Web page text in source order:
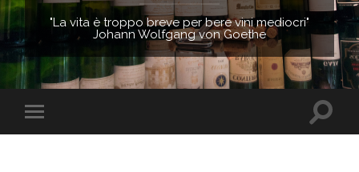
"La vita è troppo breve per bere vini mediocri"
Johann Wolfgang von Goethe